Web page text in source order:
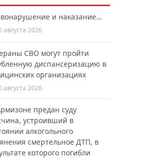
и наказание…
августа 2026
СВО могут пройти
диспансеризацию в
организациях
августа 2026
предан суду
устроивший в
алкогольного
смертельное ДТП, в
которого погибли